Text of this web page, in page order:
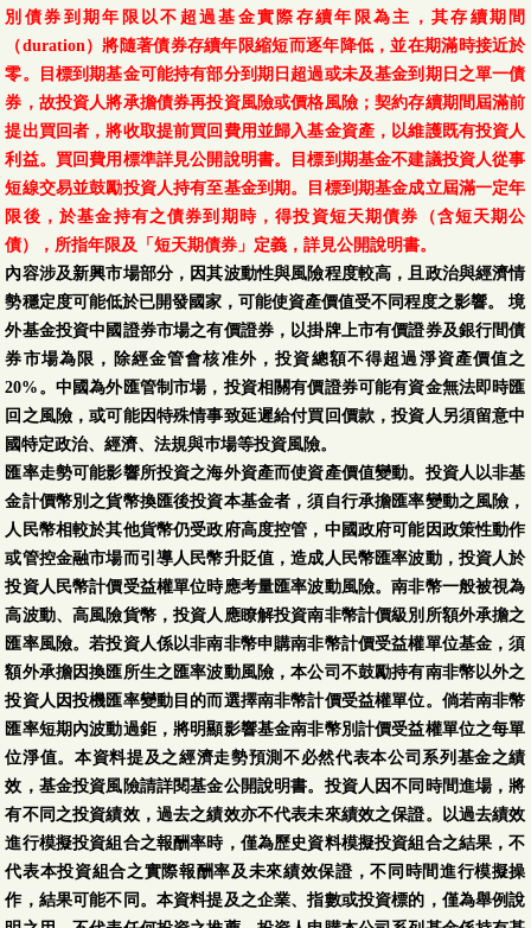
別債券到期年限以不超過基金實際存續年限為主，其存續期間
（duration）將隨著債券存續年限縮短而逐年降低，並在期滿時接近於
零。目標到期基金可能持有部分到期日超過或未及基金到期日之單一債
券，故投資人將承擔債券再投資風險或價格風險；契約存續期間屆滿前
提出買回者，將收取提前買回費用並歸入基金資產，以維護既有投資人
利益。買回費用標準詳見公開說明書。目標到期基金不建議投資人從事
短線交易並鼓勵投資人持有至基金到期。目標到期基金成立屆滿一定年
限後，於基金持有之債券到期時，得投資短天期債券（含短天期公
債），所指年限及「短天期債券」定義，詳見公開說明書。
內容涉及新興市場部分，因其波動性與風險程度較高，且政治與經濟情
勢穩定度可能低於已開發國家，可能使資產價值受不同程度之影響。 境
外基金投資中國證券市場之有價證券，以掛牌上市有價證券及銀行間債
券市場為限，除經金管會核准外，投資總額不得超過淨資產價值之
20%。中國為外匯管制市場，投資相關有價證券可能有資金無法即時匯
回之風險，或可能因特殊情事致延遲給付買回價款，投資人另須留意中
國特定政治、經濟、法規與巿場等投資風險。
匯率走勢可能影響所投資之海外資產而使資產價值變動。投資人以非基
金計價幣別之貨幣換匯後投資本基金者，須自行承擔匯率變動之風險，
人民幣相較於其他貨幣仍受政府高度控管，中國政府可能因政策性動作
或管控金融市場而引導人民幣升貶值，造成人民幣匯率波動，投資人於
投資人民幣計價受益權單位時應考量匯率波動風險。南非幣一般被視為
高波動、高風險貨幣，投資人應瞭解投資南非幣計價級別所額外承擔之
匯率風險。若投資人係以非南非幣申購南非幣計價受益權單位基金，須
額外承擔因換匯所生之匯率波動風險，本公司不鼓勵持有南非幣以外之
投資人因投機匯率變動目的而選擇南非幣計價受益權單位。倘若南非幣
匯率短期內波動過鉅，將明顯影響基金南非幣別計價受益權單位之每單
位淨值。本資料提及之經濟走勢預測不必然代表本公司系列基金之績
效，基金投資風險請詳閱基金公開說明書。投資人因不同時間進場，將
有不同之投資績效，過去之績效亦不代表未來績效之保證。以過去績效
進行模擬投資組合之報酬率時，僅為歷史資料模擬投資組合之結果，不
代表本投資組合之實際報酬率及未來績效保證，不同時間進行模擬操
作，結果可能不同。本資料提及之企業、指數或投資標的，僅為舉例說